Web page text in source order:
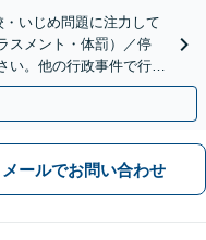
・いじめ問題に注力して
スメント・体罰）／停
い。他の行政事件で行政
イン相談可能】
メールでお問い合わせ